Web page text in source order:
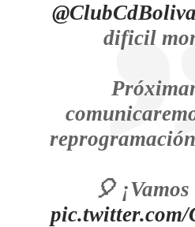
dificil
🎈
pic.twitter.com/